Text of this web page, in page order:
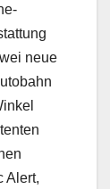
neue
Alert,